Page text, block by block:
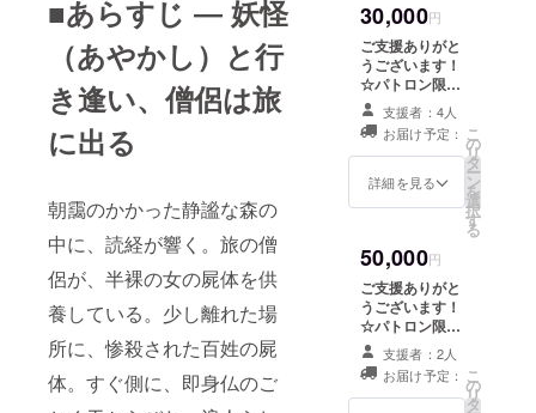
■あらすじ ― 妖怪
（あやかし）と行
き逢い、僧侶は旅
に出る
朝靄のかかった静謐な森の
中に、読経が響く。旅の僧
侶が、半裸の女の屍体を供
養している。少し離れた場
所に、惨殺された百姓の屍
体。すぐ側に、即身仏のご
の方は五十音順
で並びます。
DVDをお送りし
ます。人生の帰
路に立つ学生た
ちの青春映画で
す。 ★ビジュア
ルブック ※ス
チール写真など
送りします。 ☆
エンドクレジッ
30,000円
ご支援ありがと
うございます！
☆パトロン限定
ブログ公開 ☆長
篇映画『仁光の
受難』Blu-ray R
☆短篇映画『イ
チゴジャム』
DVD-R ☆長篇映
ルブック ☆エン
ドクレジットに
お名前を掲載 ★
試写会にご招待
※都内で世界最速
のスクリーン鑑
賞が出来ます。
支援者：4人
お届け予定：
詳細を見る
こ
の
リ
タ
ー
ン
を
選
択
す
る
50,000円
ご支援ありがと
うございます！
☆パトロン限定
ブログ公開 ☆長
篇映画『仁光の
受難』Blu-ray R
☆短篇映画『イ
支援者：2人
お届け予定： こ
の
リ
タ